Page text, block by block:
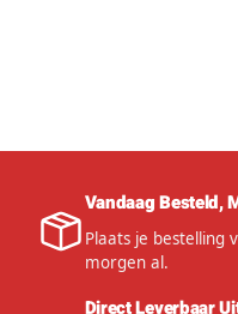
Vandaag Besteld,
Plaats je bestelling
morgen al.
Direct Leverbaar